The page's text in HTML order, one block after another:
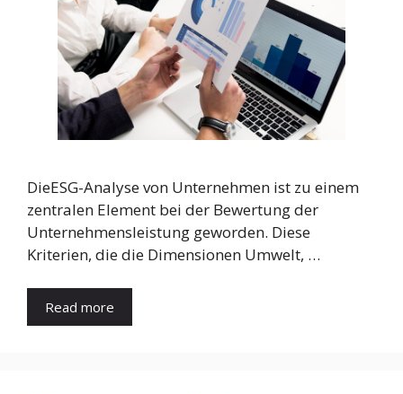
DieESG-Analyse von Unternehmen ist zu einem
zentralen Element bei der Bewertung der
Unternehmensleistung geworden. Diese
Kriterien, die die Dimensionen Umwelt, …
Read more